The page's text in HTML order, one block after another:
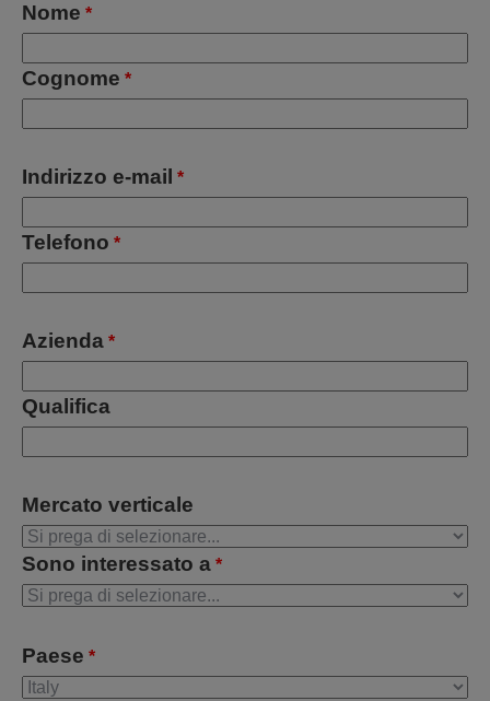
Nome *
Cognome *
Indirizzo e-mail *
Telefono *
Azienda *
Qualifica
Mercato verticale
Sono interessato a *
Paese *